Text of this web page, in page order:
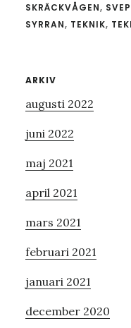
SKRÄCKVÅGEN,
SYRRAN, TEKNIK,
Primärt
sidofält
ARKIV
augusti 2022
juni 2022
maj 2021
april 2021
mars 2021
februari 2021
januari 2021
december 2020